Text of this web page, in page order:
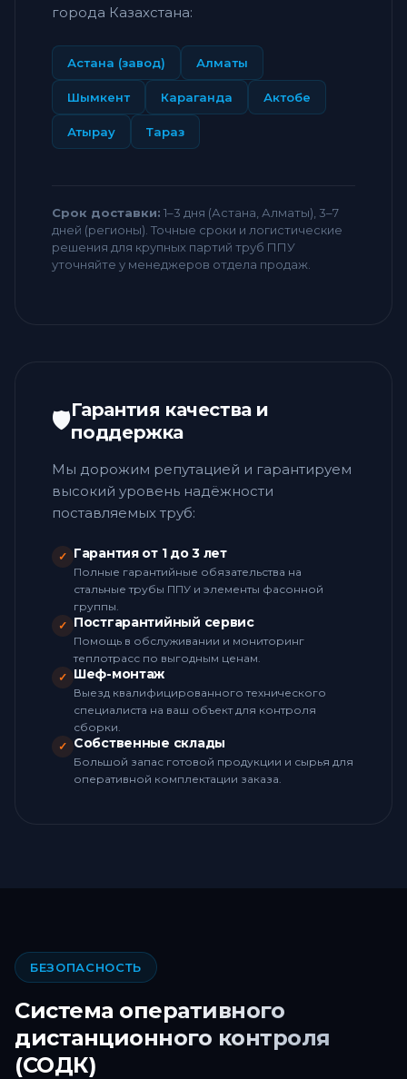
города Казахстана:
Астана (завод) Алматы
Шымкент Караганда Актобе
Атырау Тараз
Срок доставки: 1–3 дня (Астана, Алматы), 3–7
дней (регионы). Точные сроки и логистические
решения для крупных партий труб ППУ
уточняйте у менеджеров отдела продаж.
🛡️Гарантия качества и
поддержка
Мы дорожим репутацией и гарантируем
высокий уровень надёжности
поставляемых труб:
✓ Гарантия от 1 до 3 лет
Полные гарантийные обязательства на
стальные трубы ППУ и элементы фасонной
группы.
✓ Постгарантийный сервис
Помощь в обслуживании и мониторинг
теплотрасс по выгодным ценам.
✓ Шеф-монтаж
Выезд квалифицированного технического
специалиста на ваш объект для контроля
сборки.
✓ Собственные склады
Большой запас готовой продукции и сырья для
оперативной комплектации заказа.
БЕЗОПАСНОСТЬ
Система оперативного
дистанционного контроля
(СОДК)